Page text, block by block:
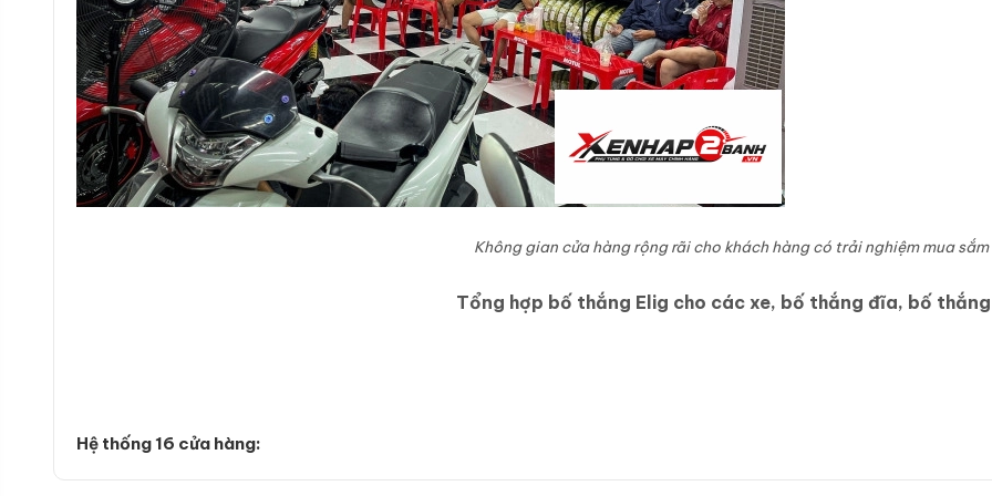
Không gian cửa hàng rộng rãi cho khách hàng có trải nghiệm mua
Tổng hợp bố thắng Elig cho các xe, bố thắng đĩa, bố thắng
Hệ thống 16 cửa hàng: